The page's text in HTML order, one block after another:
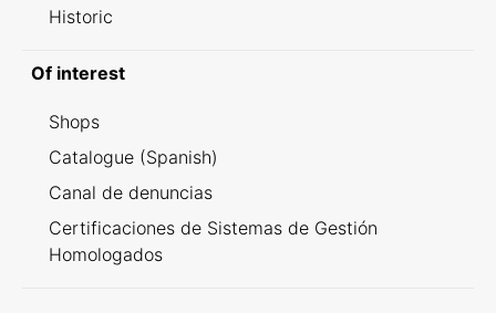
Historic
Of interest
Shops
Catalogue (Spanish)
Canal de denuncias
Certificaciones de Sistemas de Gestión
Homologados